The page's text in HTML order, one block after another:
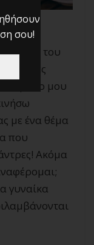
του
πολλές
το πρώτο μου
με ένα θέμα
που
Ακόμα
γυναίκα
σου!